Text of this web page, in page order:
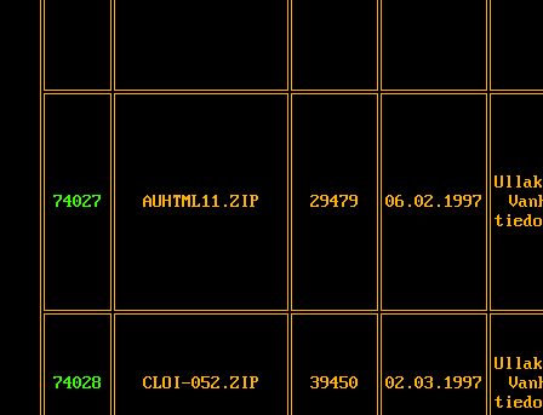
74027 AUHTML11.ZIP 29479 06.02.1997
74028 CLOI-052.ZIP 39450 02.03.1997